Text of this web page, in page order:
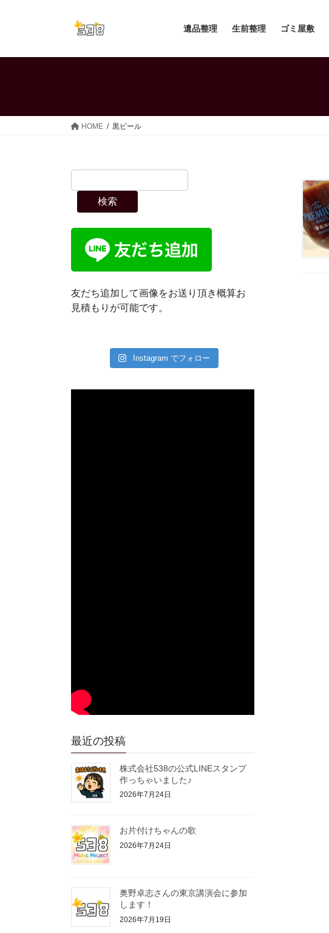
遺品整理 生前整理 ゴミ屋敷
HOME 黒ビール
検索
友だち追加して画像をお送り頂き概算お
見積もりが可能です。
Instagram でフォロー
最近の投稿
株式会社538の公式LINEスタンプ
作っちゃいました♪
2026年7月24日
お片付けちゃんの歌
2026年7月24日
奥野卓志さんの東京講演会に参加
します！
2026年7月19日